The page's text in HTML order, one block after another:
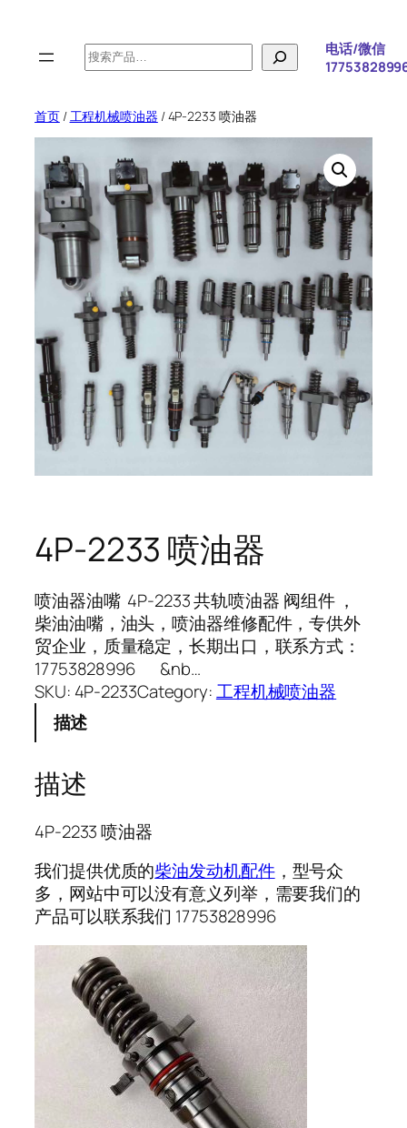
搜
索
电话/微信
首页/ 工程机械喷油器 / 4P-2233 喷油器
4P-2233 喷油器
喷油器油嘴 4P-2233 共轨喷油器 阀组件 ，
柴油油嘴，油头，喷油器维修配件，专供外
贸企业，质量稳定，长期出口，联系方式：
17753828996 &nb…
SKU: 4P-2233Category:工程机械喷油器
描述
描述
4P-2233 喷油器
我们提供优质的柴油发动机配件，型号众
多，网站中可以没有意义列举，需要我们的
产品可以联系我们 17753828996